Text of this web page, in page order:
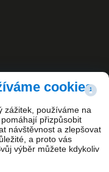
cookies
zážitek, používáme na
přizpůsobit
návštěvnost a zlepšovat
a proto vás
výběr můžete kdykoliv